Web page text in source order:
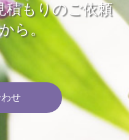
積もりのご依頼
ら。
せ